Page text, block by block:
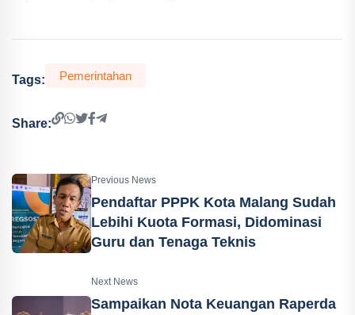
Tags: Pemerintahan
Share:
Previous News
Pendaftar PPPK Kota Malang Sudah
Lebihi Kuota Formasi, Didominasi
Guru dan Tenaga Teknis
Next News
Sampaikan Nota Keuangan Raperda